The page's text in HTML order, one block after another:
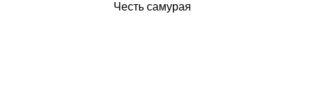
Честь самурая